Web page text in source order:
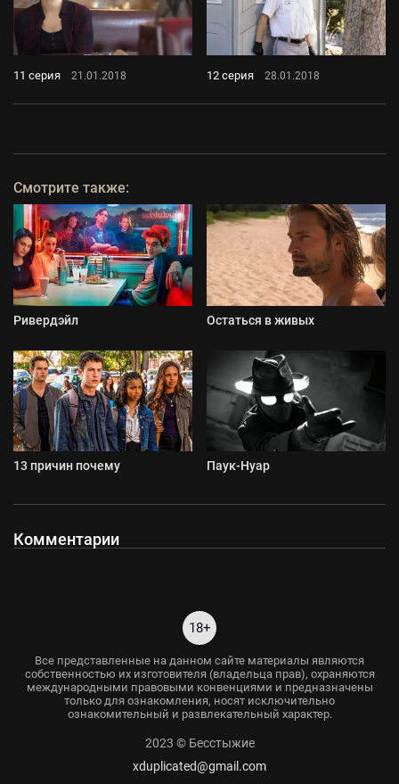
11 серия 21.01.2018 12 серия 28.01.2018
Смотрите также:
Ривердэйл Остаться в живых
13 причин почему Паук-Нуар
Комментарии
18+
Все представленные на данном сайте материалы являются
собственностью их изготовителя (владельца прав), охраняются
международными правовыми конвенциями и предназначены
только для ознакомления, носят исключительно
ознакомительный и развлекательный характер.
2023 © Бесстыжие
xduplicated@gmail.com